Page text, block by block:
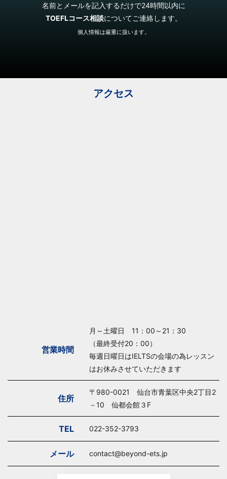
名前とメールを記入するだけで24時間以内に
TOEFLコース相談についてご連絡します。
個人情報は厳重に扱います。
アクセス
営業時間
月～土曜日 11：00～21：30
（最終受付20：00）
毎週日曜日はIELTSの会場の為レッスン
はお休みさせていただきます
住所
〒980-0021 仙台市青葉区中央2丁目2
－10 仙都会館３F
TEL 022-352-3793
メール contact@beyond-ets.jp